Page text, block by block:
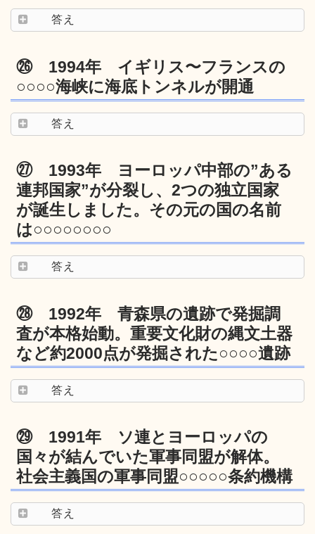
答え
㉖ 1994年 イギリス〜フランスの
○○○○海峡に海底トンネルが開通
答え
㉗ 1993年 ヨーロッパ中部の”ある
連邦国家”が分裂し、2つの独立国家
が誕生しました。その元の国の名前
は○○○○○○○○
答え
㉘ 1992年 青森県の遺跡で発掘調
査が本格始動。重要文化財の縄文土器
など約2000点が発掘された○○○○遺跡
答え
㉙ 1991年 ソ連とヨーロッパの
国々が結んでいた軍事同盟が解体。
社会主義国の軍事同盟○○○○○条約機構
答え